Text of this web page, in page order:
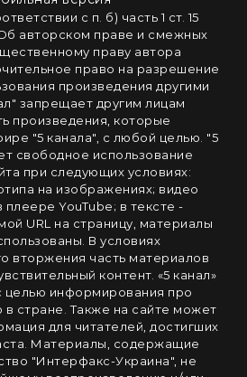
версия
с п. б) часть 1 ст. 15
авторском праве и смежных
праву автора
право на разрешение
произведения другими
запрещает другим лицам
произведения, которые
"5 канала", с любой целью. "5
свободное использование
при следующих условиях:
на изображениях; видео
YouTube; в тексте -
URL на страницу, материалы
В условиях
вторжения часть материалов
контент. «5 канал»
целью информирования про
стране. Также на сайте может
для читателей, достигших
Материалы, содержащие
"Интерфакс-Украина", не